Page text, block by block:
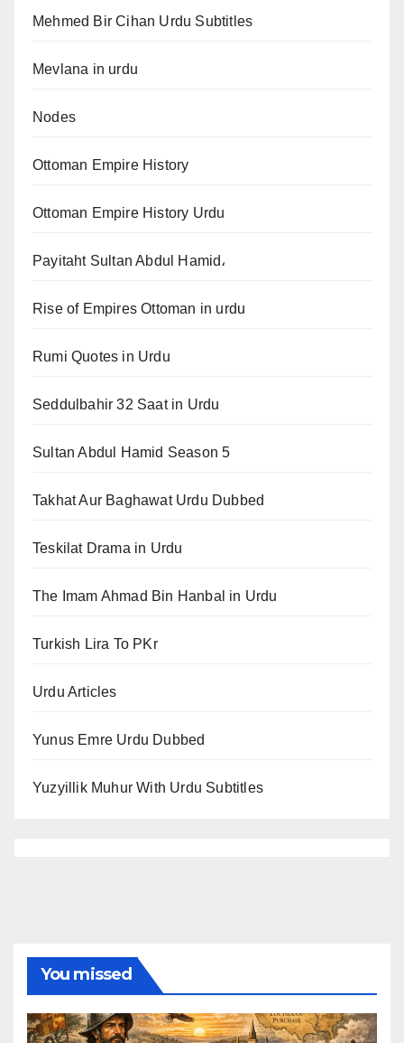
Mehmed Bir Cihan Urdu Subtitles
Mevlana in urdu
Nodes
Ottoman Empire History
Ottoman Empire History Urdu
Payitaht Sultan Abdul Hamid،
Rise of Empires Ottoman in urdu
Rumi Quotes in Urdu
Seddulbahir 32 Saat in Urdu
Sultan Abdul Hamid Season 5
Takhat Aur Baghawat Urdu Dubbed
Teskilat Drama in Urdu
The Imam Ahmad Bin Hanbal in Urdu
Turkish Lira To PKr
Urdu Articles
Yunus Emre Urdu Dubbed
Yuzyillik Muhur With Urdu Subtitles
You missed